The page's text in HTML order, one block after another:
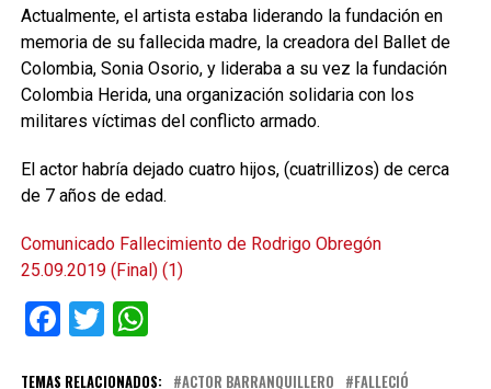
Actualmente, el artista estaba liderando la fundación en
memoria de su fallecida madre, la creadora del Ballet de
Colombia, Sonia Osorio, y lideraba a su vez la fundación
Colombia Herida, una organización solidaria con los
militares víctimas del conflicto armado.
El actor habría dejado cuatro hijos, (cuatrillizos) de cerca
de 7 años de edad.
Comunicado Fallecimiento de Rodrigo Obregón
25.09.2019 (Final) (1)
Facebook
TwitterWhatsApp
TEMAS RELACIONADOS: ACTOR BARRANQUILLERO
FALLECIÓ